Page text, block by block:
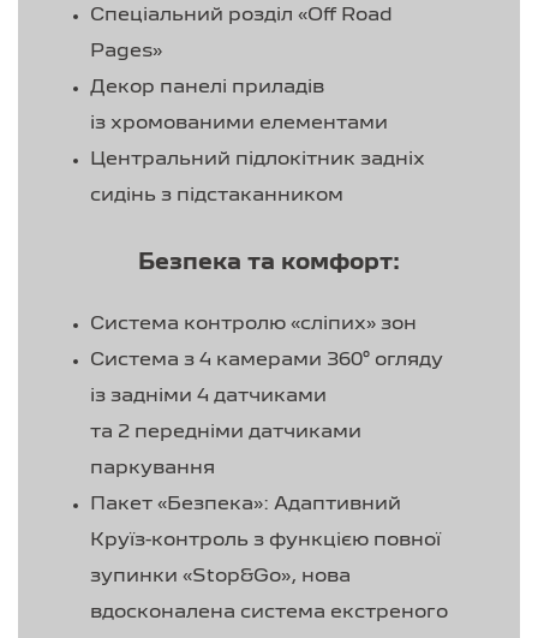
Спеціальний розділ «Off Road
Pages»
Декор панелі приладів
із хромованими елементами
Центральний підлокітник задніх
сидінь з підстаканником
Безпека та комфорт:
Система контролю «сліпих» зон
Система з 4 камерами 360° огляду
із задніми 4 датчиками
та 2 передніми датчиками
паркування
Пакет «Безпека»: Адаптивний
Круїз-контроль з функцією повної
зупинки «Stop&Go», нова
вдосконалена система екстреного